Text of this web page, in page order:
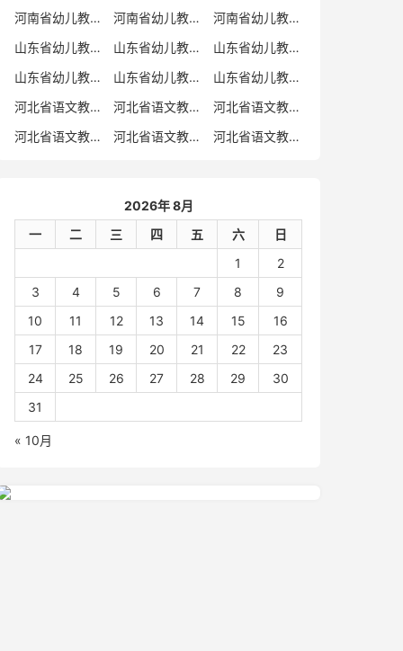
河南省幼儿教师招聘考试真题卷
河南省幼儿教师编制考试真题
河南省幼儿教师编制考试真题卷
山东省幼儿教师招聘
山东省幼儿教师考试
山东省幼儿教师招聘考试真题
山东省幼儿教师招聘考试真题卷
山东省幼儿教师编制考试真题
山东省幼儿教师编制考试真题卷
河北省语文教师招聘
河北省语文教师招聘考试真题
河北省语文教师招聘考试真题卷
河北省语文教师编制考试真题
河北省语文教师编制考试真题卷 河北省语文教师考试
2026年 8月
一
二 三 四 五 六
日
1
2
3
4 5 6 7 8
9
10
11 12 13 14 15
16
17
18 19 20 21 22
23
24
25 26 27 28 29
30
31
« 10月